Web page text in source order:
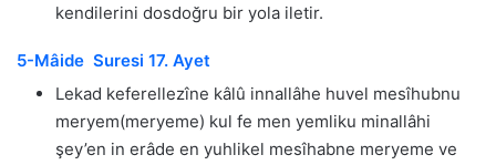
kendilerini dosdoğru bir yola iletir.
5-Mâide Suresi 17. Ayet
Lekad keferellezîne kâlû innallâhe huvel mesîhubnu
meryem(meryeme) kul fe men yemliku minallâhi
şey’en in erâde en yuhlikel mesîhabne meryeme ve